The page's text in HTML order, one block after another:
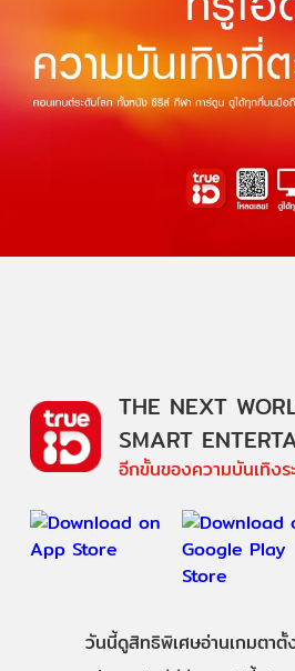
THE NEXT
SMART
อีกขั้นของความบันเทิง
วันนี้ดูสิทธิพิเศษอ่านเกมตาตั้